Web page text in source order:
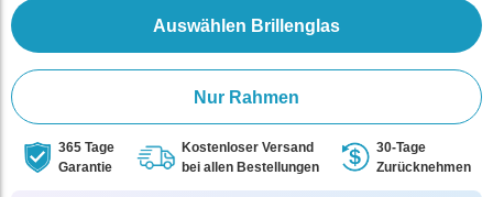
Auswählen Brillenglas
Nur Rahmen
365 Tage
Garantie
Kostenloser Versand
bei allen Bestellungen
30-Tage
Zurücknehmen